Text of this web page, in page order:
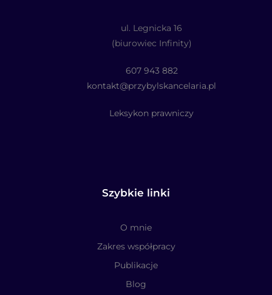
ul. Legnicka 16
(biurowiec Infinity)
607 943 882
kontakt@przybylskancelaria.pl
Leksykon prawniczy
Szybkie linki
O mnie
Zakres współpracy
Publikacje
Blog